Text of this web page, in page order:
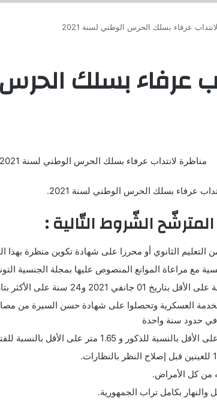
عرفاء بسلك الحرس الوطني لسنة 2021
عرفاء بسلك
مناظرة لانتداب عرفاء بسلك الحرس الوطني لسنة 2021
عرفاء بسلك الحرس الوطني لسنة 2021.
الشّروط التّالية :
التعليم الثانوي أو محرزا على شهادة تكوين منظرة بهذا
مع مراعاة الموانع المنصوص عليها بمجلة الجنسية
العسكرية وتحصلوا على شهادة حسن السيرة من
حدود سنة واحدة
من كل الأمراض.
والنهار بكامل تراب الجمهورية.